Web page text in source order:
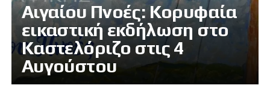
Αιγαίου Πνοές: Κορυφαία
εικαστική εκδήλωση στο
Καστελόριζο στις 4
Αυγούστου